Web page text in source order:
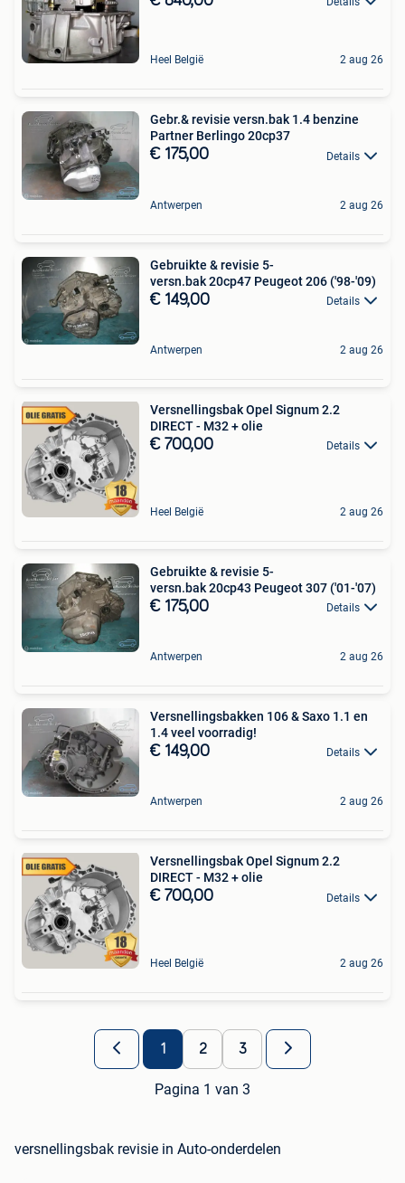
Heel België 2 aug 26
Gebr.& revisie versn.bak 1.4 benzine
Partner Berlingo 20cp37
€ 175,00 Details
Antwerpen 2 aug 26
Gebruikte & revisie 5-
versn.bak 20cp47 Peugeot 206 ('98-'09)
€ 149,00 Details
Antwerpen 2 aug 26
Versnellingsbak Opel Signum 2.2
DIRECT - M32 + olie
€ 700,00 Details
Heel België 2 aug 26
Gebruikte & revisie 5-
versn.bak 20cp43 Peugeot 307 ('01-'07)
€ 175,00 Details
Antwerpen 2 aug 26
Versnellingsbakken 106 & Saxo 1.1 en
1.4 veel voorradig!
€ 149,00 Details
Antwerpen 2 aug 26
Versnellingsbak Opel Signum 2.2
DIRECT - M32 + olie
€ 700,00 Details
Heel België 2 aug 26
1 2 3
Pagina 1 van 3
versnellingsbak revisie in Auto-onderdelen